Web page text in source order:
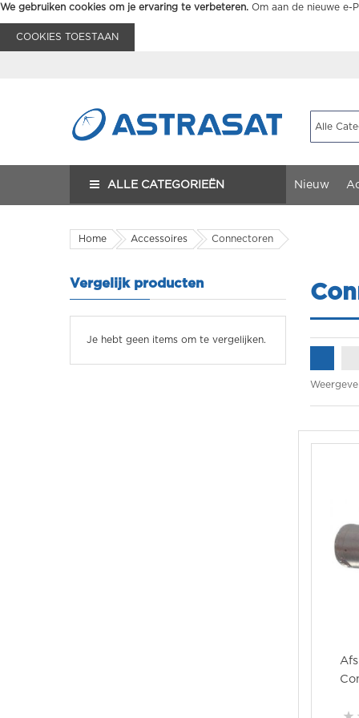
We gebruiken cookies om je ervaring te verbeteren. Om aan de nieuwe
COOKIES TOESTAAN
ALLE CATEGORIEËN Nieuw
Home Accessoires Connectoren
Vergelijk producten
Je hebt geen items om te vergelijken.